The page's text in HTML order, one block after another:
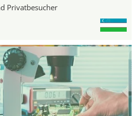
Privatbesucher